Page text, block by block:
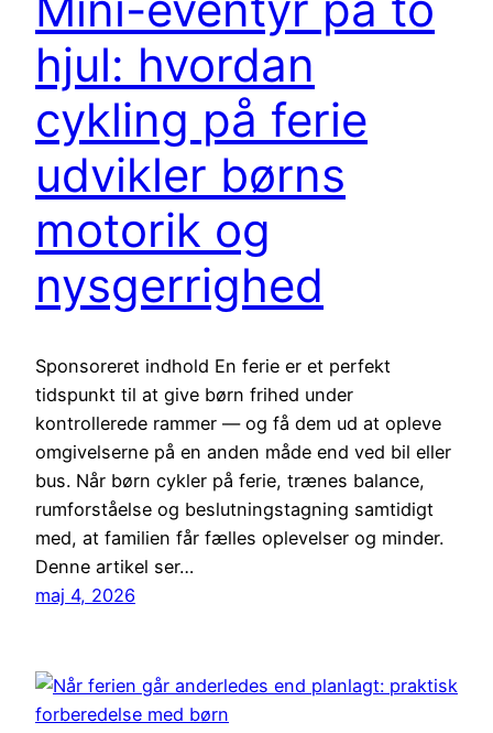
hjul: hvordan
cykling på ferie
udvikler børns
motorik og
nysgerrighed
Sponsoreret indhold En ferie er et perfekt
tidspunkt til at give børn frihed under
kontrollerede rammer — og få dem ud at opleve
omgivelserne på en anden måde end ved bil eller
bus. Når børn cykler på ferie, trænes balance,
rumforståelse og beslutningstagning samtidigt
med, at familien får fælles oplevelser og minder.
Denne artikel ser…
maj 4, 2026